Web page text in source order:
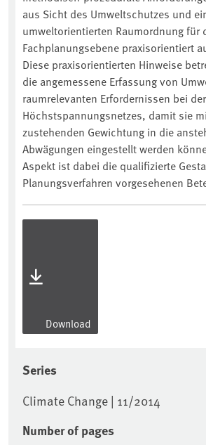
aus Sicht des Umweltschutzes und
umweltorientierten Raumordnung für
Fachplanungsebene praxisorientiert
Diese praxisorientierten Hinweise
die angemessene Erfassung von
raumrelevanten Erfordernissen bei
Höchstspannungsnetzes, damit sie
zustehenden Gewichtung in die
Abwägungen eingestellt werden
Aspekt ist dabei die qualifizierte
Planungsverfahren vorgesehenen
Download
Series
Climate Change | 11/2014
Number of pages